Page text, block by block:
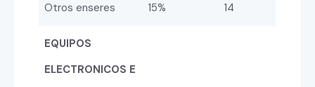
Otros enseres 15% 14
EQUIPOS
ELECTRONICOS E